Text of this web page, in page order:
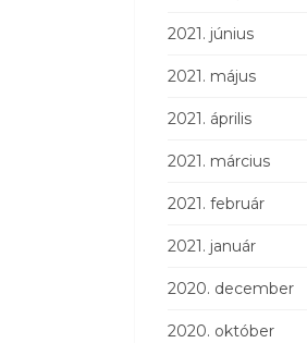
2021. június
2021. május
2021. április
2021. március
2021. február
2021. január
2020. december
2020. október